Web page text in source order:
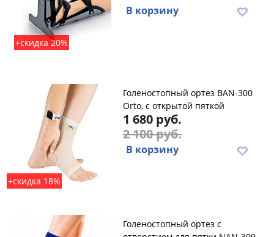
+скидка 20%
В корзину
+скидка 18%
Голеностопный ортез BAN-300
Orto, с открытой пяткой
1 680 руб.
2 100 руб.
В корзину
Голеностопный ортез с